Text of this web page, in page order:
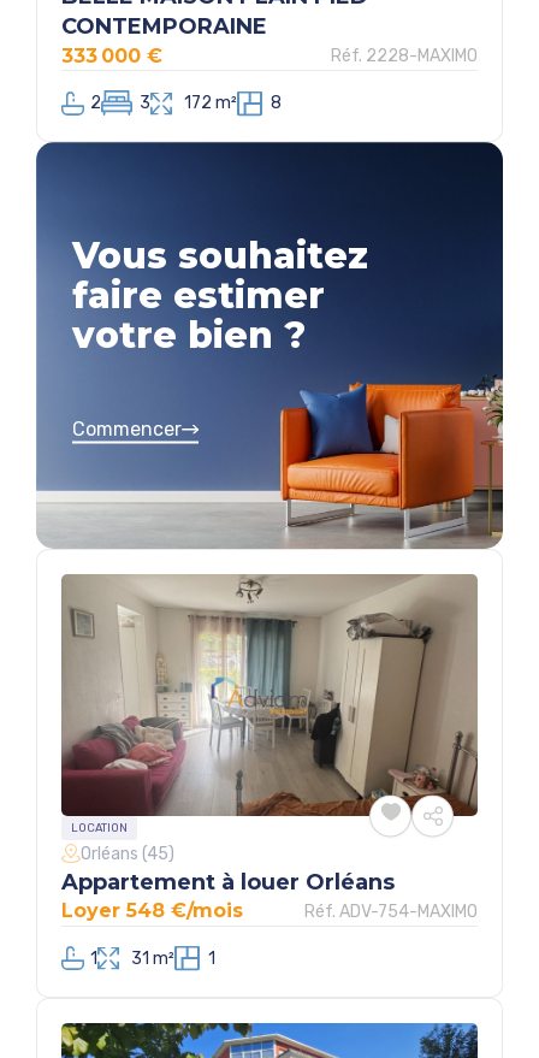
Réf. 2228-MAXIMO
CONTEMPORAINE
2 3 172 m² 8
333 000 €
LOCATION
Réf. ADV-754-MAXIMO
Orléans (45)
Appartement à louer Orléans
1 31 m² 1
Loyer 548 €/mois
Vous souhaitez
faire estimer
votre bien ?
Commencer